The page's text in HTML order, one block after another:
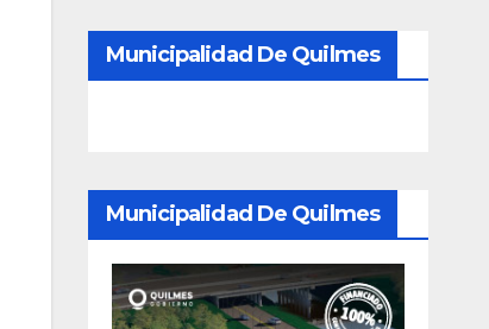
Municipalidad De Quilmes
Municipalidad De Quilmes